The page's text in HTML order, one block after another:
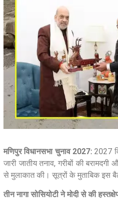
मणिपुर विधानसभा चुनाव 2027: 2027
जारी जातीय तनाव, गरीबों की
से मुलाकात की। सूत्रों के मुताबिक इस
तीन नागा सोसियोटी ने मोदी से की